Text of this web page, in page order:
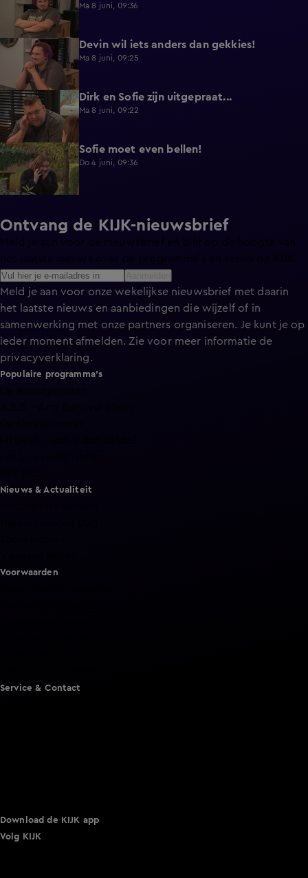
Ma 8 juni, 09:36
0:25 Devin wil iets anders dan gekkies!
Ma 8 juni, 09:25
0:26 Dirk en Sofie zijn uitgepraat...
Ma 8 juni, 09:22
1:13 Sofie moet even bellen!
Do 4 juni, 09:36
Ontvang de KIJK-nieuwsbrief
Meld je aan voor onze wekelijkse nieuwsbrief met daarin
het laatste nieuws en aanbiedingen die wijzelf of in
samenwerking met onze partners organiseren. Je kunt je op
ieder moment afmelden. Zie voor meer informatie de
privacyverklaring.
Populaire programma's
Nieuws & Actualiteit
Voorwaarden
Service & Contact
Download de KIJK app
Volg KIJK